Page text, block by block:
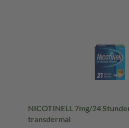
NICOTINELL 7mg/24
transdermal